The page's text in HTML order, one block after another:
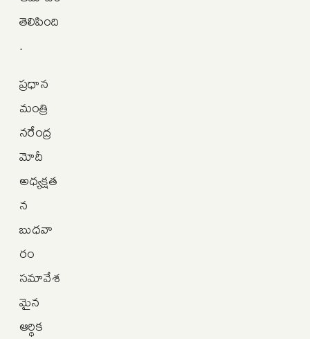
తెలిపింది
.
ప్రధాన
మంత్రి
నరేంద్ర
మోదీ
అధ్యక్షత
న
బుధవా
రం
సమావేశ
మైన
ఆర్థిక